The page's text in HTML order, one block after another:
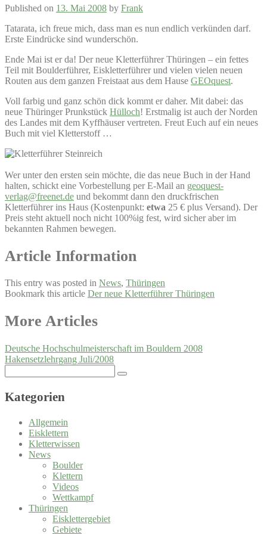
Published on 13. Mai 2008 by Frank
Tatarata, ich freue mich, dass man es nun endlich verkünden darf.
Erste Eindrücke sind wunderschön.
Ende Mai ist er da! Der neue Kletterführer Thüringen – ein fettes
Teil mit Boulderführer, Eiskletterführer und vielen vielen neuen
Routen aus dem ganzen Freistaat aus dem Hause GEOquest.
Voll farbig und ganz schön dick kommt er daher. Mit dabei: das
neue Thüringer Prunkstück Hülloch! Erstmalig ist auch der Norden
des Landes mit dem Kyffhäuser vertreten. Freut Euch auf ein neues
Buch mit viel Kletterstoff …
Wer unter den ersten sein möchte, die das neue Buch in der Hand
halten, schickt eine Vorbestellung per E-Mail an geoquest-
verlag@freenet.de und bekommt dann den druckfrischen
Kletterführer ins Haus (Kostenpunkt: etwa 25 € plus Versand). Der
Preis steht aktuell noch nicht 100%ig fest, wird sicher aber im
bekannten Rahmen bewegen.
Article Information
This entry was posted in News, Thüringen
Bookmark this article Der neue Kletterführer Thüringen
Post
More Articles
Deutsche Hochschulmeisterschaft im Bouldern 2008
Hakensetzlehrgang Juli/2008
for:
Kategorien
Allgemein
Eisklettern
Kletterwissen
News
Boulder
Klettern
Videos
Wettkampf
Thüringen
Eisklettergebiet
Gebiete